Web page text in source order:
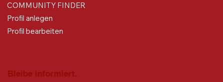
Bleibe informiert.
COMMUNITY FINDER
Profil anlegen
Profil bearbeiten